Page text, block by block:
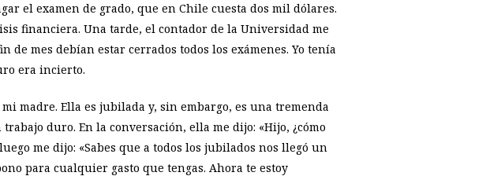
el examen de grado, que en Chile cuesta dos mil dólares.
financiera. Una tarde, el contador de la Universidad me
mes debían estar cerrados todos los exámenes. Yo tenía
era incierto.
madre. Ella es jubilada y, sin embargo, es una tremenda
duro. En la conversación, ella me dijo: «Hijo, ¿cómo
me dijo: «Sabes que a todos los jubilados nos llegó un
para cualquier gasto que tengas. Ahora te estoy